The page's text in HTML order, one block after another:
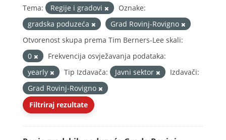
Tema: Regije i gradovi
Oznake:
gradska poduzeća
Grad Rovinj-Rovigno
Otvorenost skupa prema Tim Berners-Lee skali:
0
Frekvencija osvježavanja podataka:
yearly
Tip Izdavača: Javni sektor
Izdavači:
Grad Rovinj-Rovigno
Filtriraj rezultate